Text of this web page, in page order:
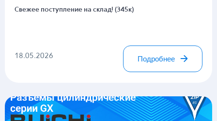
Свежее поступление на склад! (345к)
18.05.2026 Подробнее